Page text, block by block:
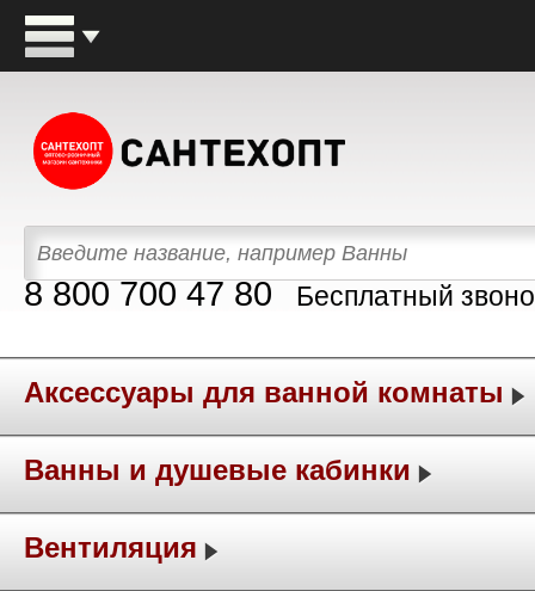
8 800 700 47 80 Бесплатный
Аксессуары для ванной комнаты
Ванны и душевые кабинки
Вентиляция